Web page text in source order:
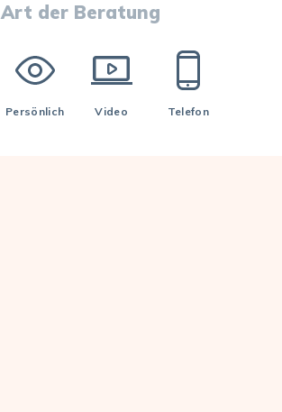
Art der Beratung
Persönlich Video Telefon